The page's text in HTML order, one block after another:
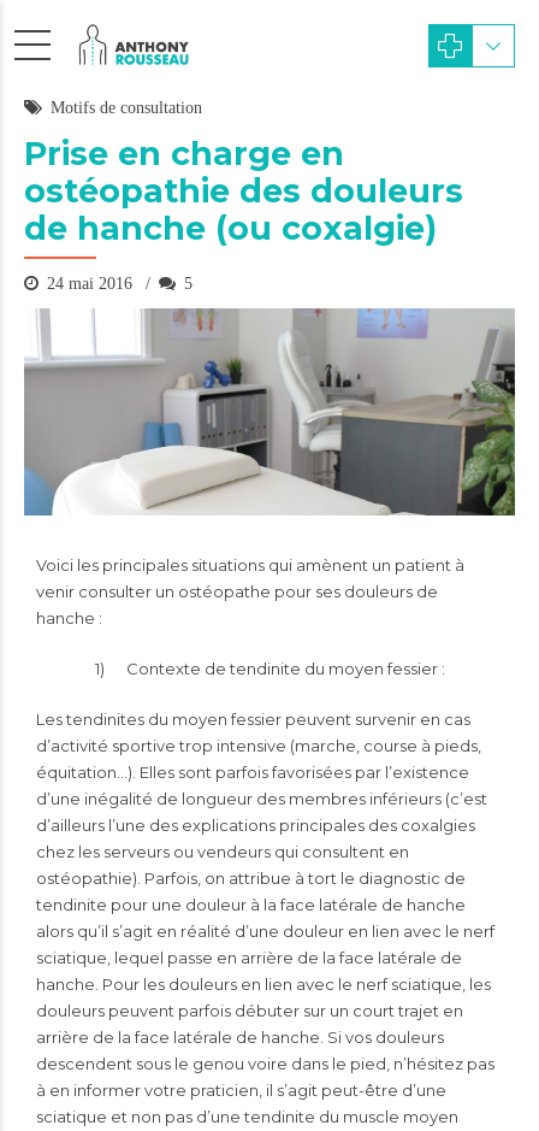
Motifs de consultation
Prise en charge en
ostéopathie des douleurs
de hanche (ou coxalgie)
24 mai 2016 5
Voici les principales situations qui amènent un patient à
venir consulter un ostéopathe pour ses douleurs de
hanche :
1) Contexte de tendinite du moyen fessier :
Les tendinites du moyen fessier peuvent survenir en cas
d’activité sportive trop intensive (marche, course à pieds,
équitation…). Elles sont parfois favorisées par l’existence
d’une inégalité de longueur des membres inférieurs (c’est
d’ailleurs l’une des explications principales des coxalgies
chez les serveurs ou vendeurs qui consultent en
ostéopathie). Parfois, on attribue à tort le diagnostic de
tendinite pour une douleur à la face latérale de hanche
alors qu’il s’agit en réalité d’une douleur en lien avec le nerf
sciatique, lequel passe en arrière de la face latérale de
hanche. Pour les douleurs en lien avec le nerf sciatique, les
douleurs peuvent parfois débuter sur un court trajet en
arrière de la face latérale de hanche. Si vos douleurs
descendent sous le genou voire dans le pied, n’hésitez pas
à en informer votre praticien, il s’agit peut-être d’une
sciatique et non pas d’une tendinite du muscle moyen